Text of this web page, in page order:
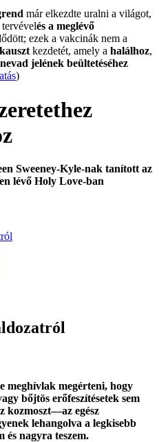
már elkezdte uralni a világot,
tervévelés a meglévő
ezek a vakcinák nem a
kezdetét, amely a halálhoz,
jelének beültetéséhez
)
Sweeney-Kyle-nak tanított az
lévő Holy Love-ban
meghívlak megérteni, hogy
bőjtös erőfeszítésetek sem
kozmoszt—az egész
lehangolva a legkisebb
és nagyra teszem.